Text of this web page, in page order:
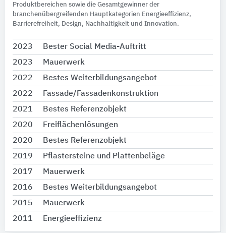
Produktbereichen sowie die Gesamtgewinner der
branchenübergreifenden Hauptkategorien Energieeffizienz,
Barrierefreiheit, Design, Nachhaltigkeit und Innovation.
2023
Bester Social Media-Auftritt
2023
Mauerwerk
2022
Bestes Weiterbildungsangebot
2022
Fassade/Fassadenkonstruktion
2021
Bestes Referenzobjekt
2020
Freiflächenlösungen
2020
Bestes Referenzobjekt
2019
Pflastersteine und Plattenbeläge
2017
Mauerwerk
2016
Bestes Weiterbildungsangebot
2015
Mauerwerk
2011
Energieeffizienz